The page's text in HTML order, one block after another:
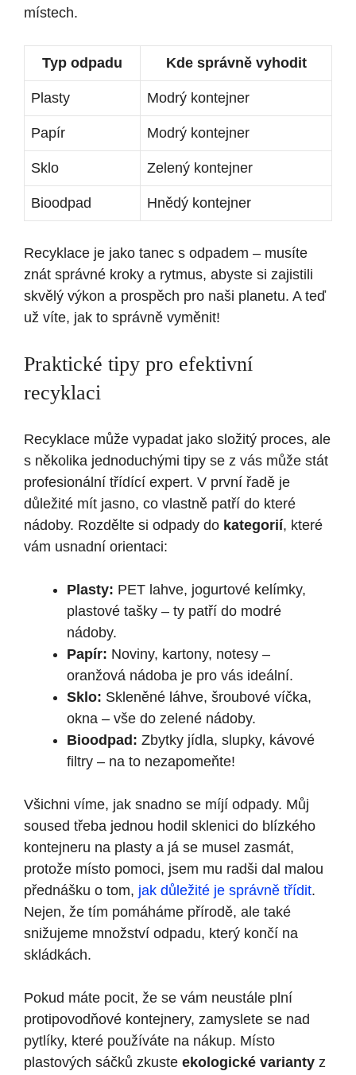
místech.
Typ odpadu Kde správně vyhodit
Plasty Modrý kontejner
Papír Modrý kontejner
Sklo Zelený kontejner
Bioodpad Hnědý kontejner
Recyklace je jako tanec s odpadem – musíte
znát správné kroky a rytmus, abyste si zajistili
skvělý výkon a prospěch pro naši planetu. A teď
už víte, jak to správně vyměnit!
Praktické tipy pro efektivní
recyklaci
Recyklace může vypadat jako složitý proces, ale
s několika jednoduchými tipy se z vás může stát
profesionální třídící expert. V první řadě je
důležité mít jasno, co vlastně patří do které
nádoby. Rozdělte si odpady do kategorií, které
vám usnadní orientaci:
Plasty: PET lahve, jogurtové kelímky,
plastové tašky – ty patří do modré
nádoby.
Papír: Noviny, kartony, notesy –
oranžová nádoba je pro vás ideální.
Sklo: Skleněné láhve, šroubové víčka,
okna – vše do zelené nádoby.
Bioodpad: Zbytky jídla, slupky, kávové
filtry – na to nezapomeňte!
Všichni víme, jak snadno se míjí odpady. Můj
soused třeba jednou hodil sklenici do blízkého
kontejneru na plasty a já se musel zasmát,
protože místo pomoci, jsem mu radši dal malou
přednášku o tom, jak důležité je správně třídit.
Nejen, že tím pomáháme přírodě, ale také
snižujeme množství odpadu, který končí na
skládkách.
Pokud máte pocit, že se vám neustále plní
protipovodňové kontejnery, zamyslete se nad
pytlíky, které používáte na nákup. Místo
plastových sáčků zkuste ekologické varianty z